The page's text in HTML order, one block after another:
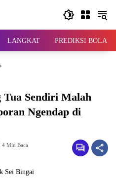
LANGKAT PREDIKSI BOLA
Sendiri Malah
Ngendap di
4 Min Baca